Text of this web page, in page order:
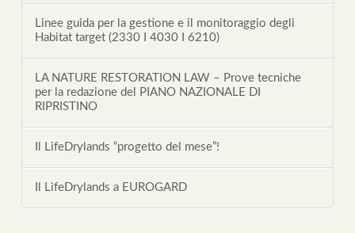
Linee guida per la gestione e il monitoraggio degli
Habitat target (2330 I 4030 I 6210)
LA NATURE RESTORATION LAW – Prove tecniche
per la redazione del PIANO NAZIONALE DI
RIPRISTINO
Il LifeDrylands “progetto del mese”!
Il LifeDrylands a EUROGARD